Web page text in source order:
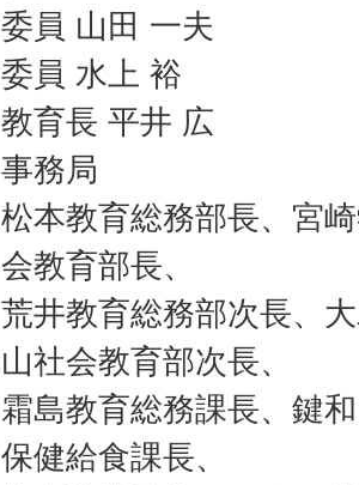
委員 山田 一夫
委員 水上 裕
教育長 平井 広
事務局
松本教育総務部長、宮
会教育部長、
荒井教育総務部次長、
山社会教育部次長、
霜島教育総務課長、鍵
保健給食課長、